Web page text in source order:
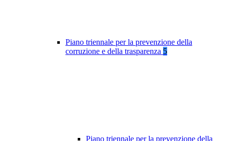
Piano triennale per la prevenzione della
corruzione e della trasparenza 5
Piano triennale per la prevenzione della